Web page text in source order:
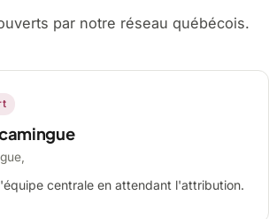
par notre réseau québécois.
centrale en attendant l'attribution.